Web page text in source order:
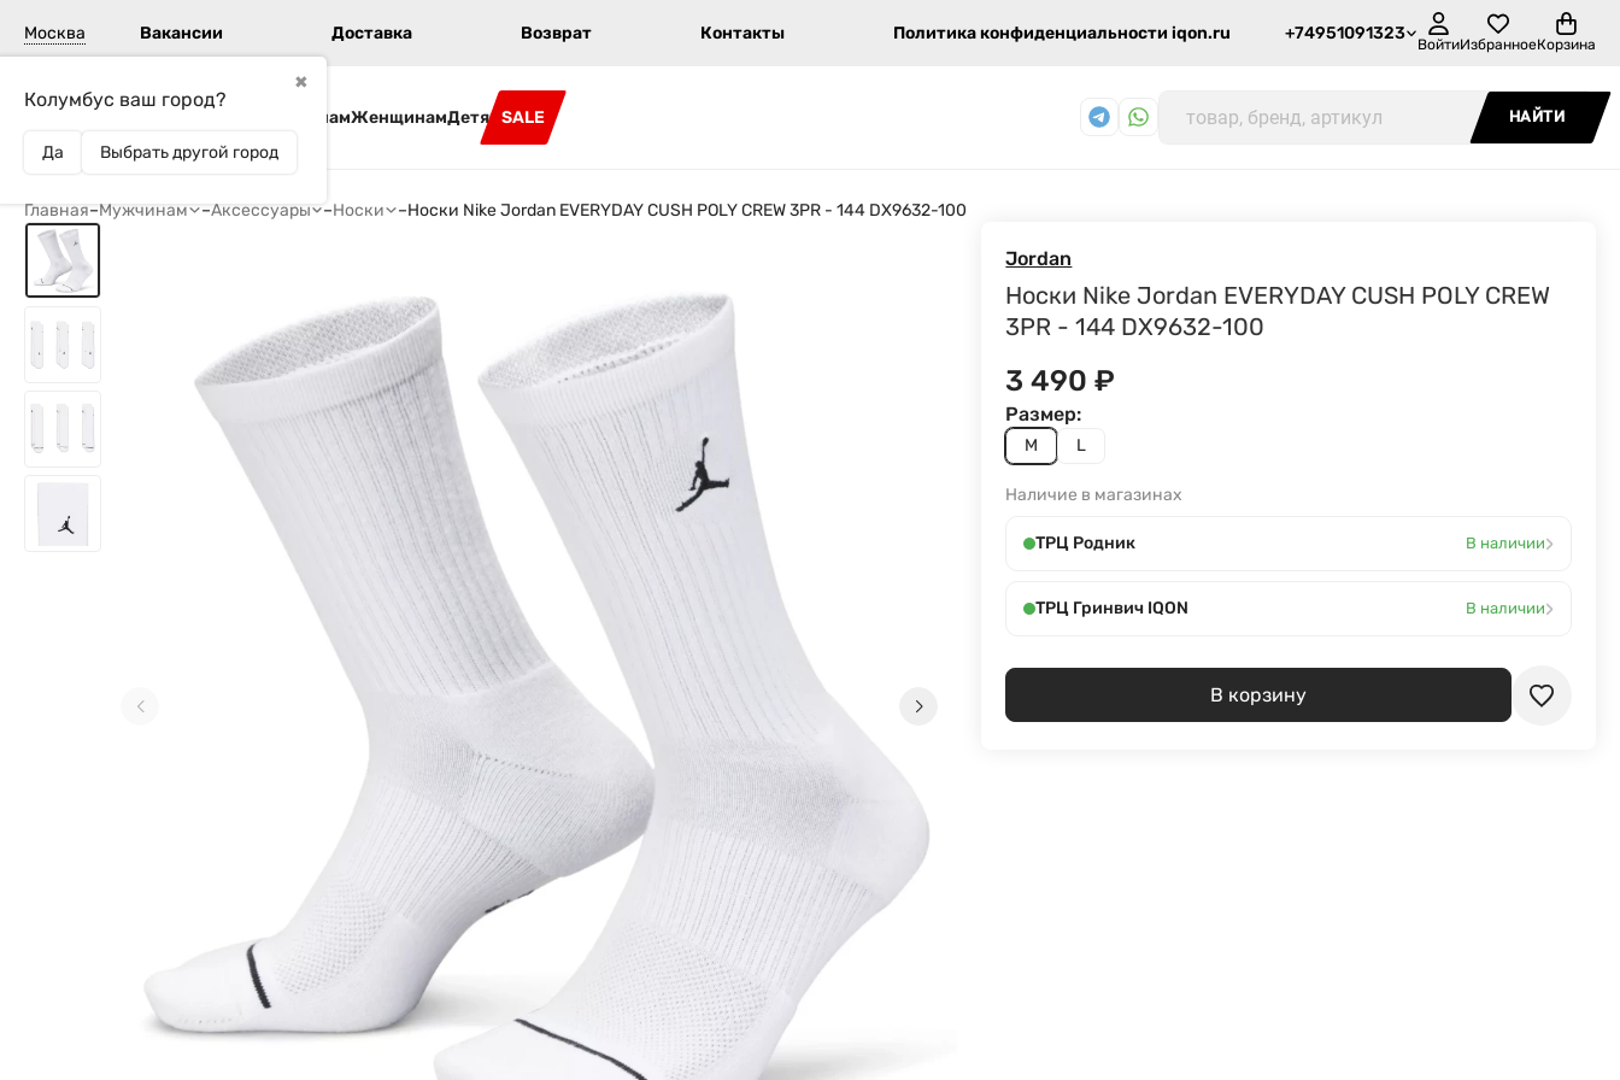
Москва
✖
Колумбус ваш город?
Да Выбрать другой город
Вакансии Доставка Возврат Контакты Политика конфиденциальности iqon.ru +74951091323
ВойтиИзбранноеКорзина
МужчинамЖенщинамДетям SALE НАЙТИ
Главная–Мужчинам –Аксессуары –Носки –Носки Nike Jordan EVERYDAY CUSH POLY CREW 3PR - 144 DX9632-100
Jordan
Носки Nike Jordan EVERYDAY CUSH POLY CREW
3PR - 144 DX9632-100
3 490₽
M L
Размер:
Наличие в магазинах
ТРЦ Родник В наличии›
ТРЦ Гринвич IQON В наличии›
В корзину